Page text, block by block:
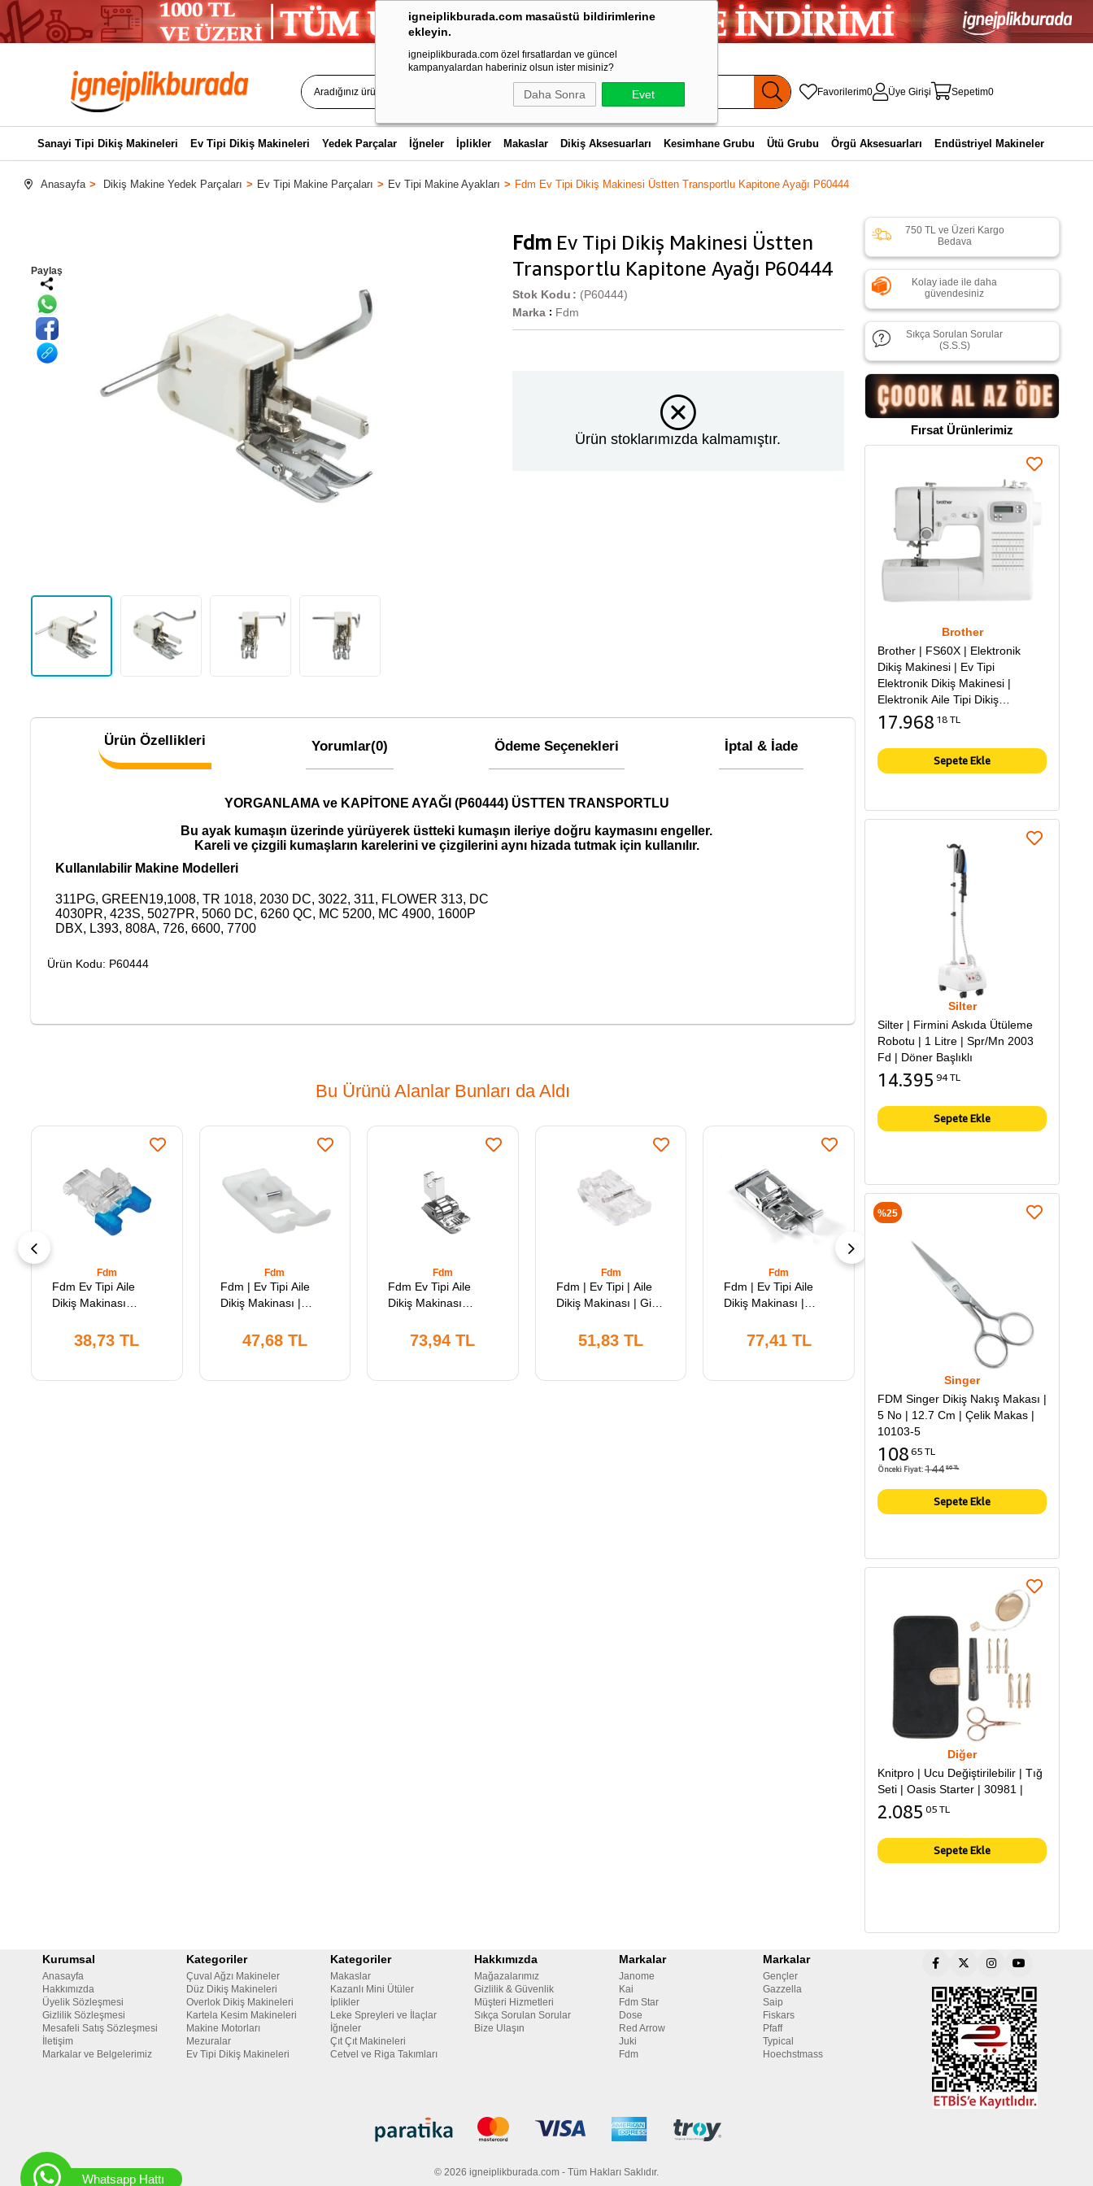
igneiplikburada.com masaüstü bildirimlerine
ekleyin.
igneiplikburada.com özel fırsatlardan ve güncel
kampanyalardan haberiniz olsun ister misiniz?
Daha Sonra Evet Favorilerim0 Üye Girişi Sepetim0
Sanayi Tipi Dikiş Makineleri Ev Tipi Dikiş Makineleri Yedek Parçalar İğneler İplikler Makaslar Dikiş Aksesuarları Kesimhane Grubu Ütü Grubu Örgü Aksesuarları Endüstriyel Makineler
Anasayfa Dikiş Makine Yedek Parçaları Ev Tipi Makine Parçaları Ev Tipi Makine Ayakları Fdm Ev Tipi Dikiş Makinesi Üstten Transportlu Kapitone Ayağı P60444
Paylaş
Fdm Ev Tipi Dikiş Makinesi Üstten
Transportlu Kapitone Ayağı P60444
(P60444)
Stok Kodu
Marka : Fdm
Ürün stoklarımızda kalmamıştır.
Ürün Özellikleri Yorumlar(0) Ödeme Seçenekleri İptal & İade
YORGANLAMA ve KAPİTONE AYAĞI (P60444) ÜSTTEN TRANSPORTLU
Bu ayak kumaşın üzerinde yürüyerek üstteki kumaşın ileriye doğru kaymasını engeller.
Kareli ve çizgili kumaşların karelerini ve çizgilerini aynı hizada tutmak için kullanılır.
Kullanılabilir Makine Modelleri
311PG, GREEN19,1008, TR 1018, 2030 DC, 3022, 311, FLOWER 313, DC
4030PR, 423S, 5027PR, 5060 DC, 6260 QC, MC 5200, MC 4900, 1600P
DBX, L393, 808A, 726, 6600, 7700
Ürün Kodu: P60444
Bu Ürünü Alanlar Bunları da Aldı
Fdm
Fdm Ev Tipi Aile
Dikiş Makinası
Tabanı | Rj-7305
38,73 TL
Fdm
Fdm | Ev Tipi Aile
Dikiş Makinası |
Tabanı | Rj-7301Pw
47,68 TL
Fdm
Fdm Ev Tipi Aile
Dikiş Makinası
Kordon | Rj-716L
73,94 TL
Fdm
Fdm | Ev Tipi | Aile
Dikiş Makinası | Gizli
Şeffaf | Rj-601
51,83 TL
Fdm
Fdm | Ev Tipi Aile
Dikiş Makinası |
| Ayak Tabanı |
Geniş | RJ-7310
77,41 TL
Fdm
Fdm | Ev Tipi | Aile
Dikiş Makinası |
Tabanı | Dar | Rj-
82,47 TL
750 TL ve Üzeri Kargo
Bedava
Kolay iade ile daha
güvendesiniz
Sıkça Sorulan Sorular
(S.S.S)
Fırsat Ürünlerimiz
Brother
Brother | FS60X | Elektronik
Dikiş Makinesi | Ev Tipi
Elektronik Dikiş Makinesi |
Elektronik Aile Tipi Dikiş
Makinesi
17.968 18 TL
Sepete Ekle
Silter
Silter | Firmini Askıda Ütüleme
Robotu | 1 Litre | Spr/Mn 2003
Fd | Döner Başlıklı
14.395 94 TL
Sepete Ekle
Singer
FDM Singer Dikiş Nakış Makası |
5 No | 12.7 Cm | Çelik Makas |
10103-5
108 65 TL
Önceki Fiyat:144 86 TL
Sepete Ekle
%25
Diğer
Knitpro | Ucu Değiştirilebilir | Tığ
Seti | Oasis Starter | 30981 |
2.085 05 TL
Sepete Ekle
Kurumsal
Anasayfa
Hakkımızda
Üyelik Sözleşmesi
Gizlilik Sözleşmesi
Mesafeli Satış Sözleşmesi
İletişim
Markalar ve Belgelerimiz
Kategoriler
Çuval Ağzı Makineler
Düz Dikiş Makineleri
Overlok Dikiş Makineleri
Kartela Kesim Makineleri
Makine Motorları
Mezuralar
Ev Tipi Dikiş Makineleri
Kategoriler
Makaslar
Kazanlı Mini Ütüler
İplikler
Leke Spreyleri ve İlaçlar
İğneler
Çıt Çıt Makineleri
Cetvel ve Riga Takımları
Hakkımızda
Mağazalarımız
Gizlilik & Güvenlik
Müşteri Hizmetleri
Sıkça Sorulan Sorular
Bize Ulaşın
Markalar
Janome
Kai
Fdm Star
Dose
Red Arrow
Juki
Fdm
Markalar
Gençler
Gazzella
Saip
Fiskars
Pfaff
Typical
Hoechstmass
© 2026 igneiplikburada.com - Tüm Hakları Saklıdır.
Whatsapp Hattı